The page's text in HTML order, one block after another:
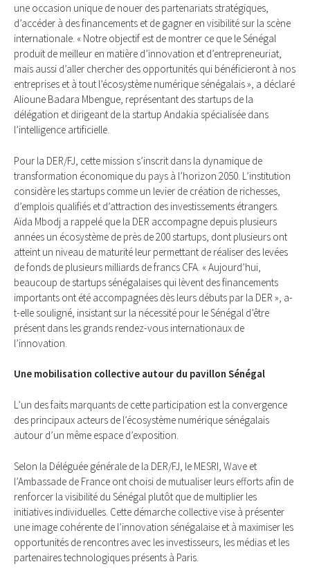
une occasion unique de nouer des partenariats stratégiques,
d’accéder à des financements et de gagner en visibilité sur la scène
internationale. « Notre objectif est de montrer ce que le Sénégal
produit de meilleur en matière d’innovation et d’entrepreneuriat,
mais aussi d’aller chercher des opportunités qui bénéficieront à nos
entreprises et à tout l’écosystème numérique sénégalais », a déclaré
Alioune Badara Mbengue, représentant des startups de la
délégation et dirigeant de la startup Andakia spécialisée dans
l’intelligence artificielle.
Pour la DER/FJ, cette mission s’inscrit dans la dynamique de
transformation économique du pays à l’horizon 2050. L’institution
considère les startups comme un levier de création de richesses,
d’emplois qualifiés et d’attraction des investissements étrangers.
Aïda Mbodj a rappelé que la DER accompagne depuis plusieurs
années un écosystème de près de 200 startups, dont plusieurs ont
atteint un niveau de maturité leur permettant de réaliser des levées
de fonds de plusieurs milliards de francs CFA. « Aujourd’hui,
beaucoup de startups sénégalaises qui lèvent des financements
importants ont été accompagnées dès leurs débuts par la DER », a-
t-elle souligné, insistant sur la nécessité pour le Sénégal d’être
présent dans les grands rendez-vous internationaux de
l’innovation.
Une mobilisation collective autour du pavillon Sénégal
L’un des faits marquants de cette participation est la convergence
des principaux acteurs de l’écosystème numérique sénégalais
autour d’un même espace d’exposition.
Selon la Déléguée générale de la DER/FJ, le MESRI, Wave et
l’Ambassade de France ont choisi de mutualiser leurs efforts afin de
renforcer la visibilité du Sénégal plutôt que de multiplier les
initiatives individuelles. Cette démarche collective vise à présenter
une image cohérente de l’innovation sénégalaise et à maximiser les
opportunités de rencontres avec les investisseurs, les médias et les
partenaires technologiques présents à Paris.